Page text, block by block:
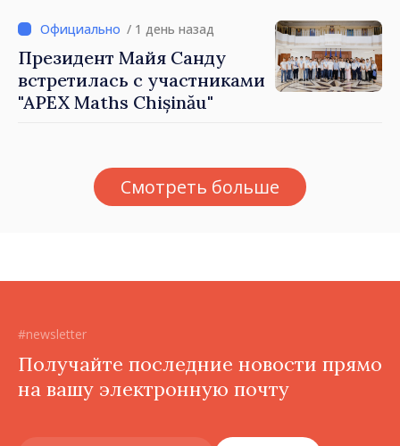
потребление энергии, мы
внесём свой вклад в
поддержание
стабильности системы»
/ 1 день назад
Президент Майя Санду
встретилась с участниками
"APEX Maths Chișinău"
Смотреть больше
#newsletter
Получайте последние новости прямо
на вашу электронную почту